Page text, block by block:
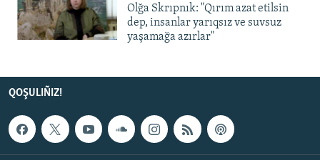
Olğa Skrıpnık: "Qırım azat etilsin
dep, insanlar yarıqsız ve suvsuz
yaşamağa azırlar"
QOŞULIÑIZ!